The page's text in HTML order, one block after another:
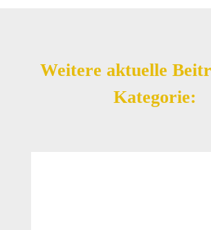
Weitere aktuelle
Kategorie: